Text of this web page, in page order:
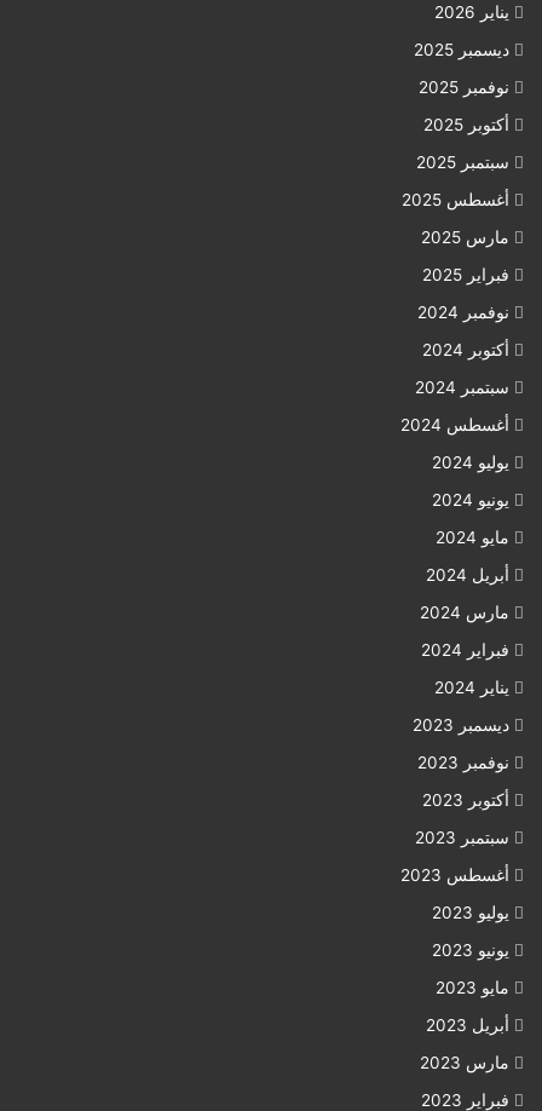
يناير 2026
ديسمبر 2025
نوفمبر 2025
أكتوبر 2025
سبتمبر 2025
أغسطس 2025
مارس 2025
فبراير 2025
نوفمبر 2024
أكتوبر 2024
سبتمبر 2024
أغسطس 2024
يوليو 2024
يونيو 2024
مايو 2024
أبريل 2024
مارس 2024
فبراير 2024
يناير 2024
ديسمبر 2023
نوفمبر 2023
أكتوبر 2023
سبتمبر 2023
أغسطس 2023
يوليو 2023
يونيو 2023
مايو 2023
أبريل 2023
مارس 2023
فبراير 2023